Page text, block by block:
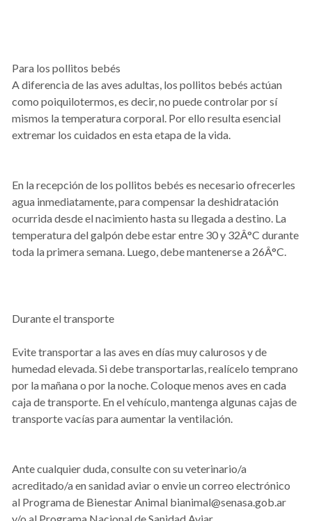
Para los pollitos bebés
A diferencia de las aves adultas, los pollitos bebés actúan
como poiquilotermos, es decir, no puede controlar por sí
mismos la temperatura corporal. Por ello resulta esencial
extremar los cuidados en esta etapa de la vida.
En la recepción de los pollitos bebés es necesario ofrecerles
agua inmediatamente, para compensar la deshidratación
ocurrida desde el nacimiento hasta su llegada a destino. La
temperatura del galpón debe estar entre 30 y 32Â°C durante
toda la primera semana. Luego, debe mantenerse a 26Â°C.
Durante el transporte
Evite transportar a las aves en días muy calurosos y de
humedad elevada. Si debe transportarlas, realícelo temprano
por la mañana o por la noche. Coloque menos aves en cada
caja de transporte. En el vehículo, mantenga algunas cajas de
transporte vacías para aumentar la ventilación.
Ante cualquier duda, consulte con su veterinario/a
acreditado/a en sanidad aviar o envie un correo electrónico
al Programa de Bienestar Animal bianimal@senasa.gob.ar
y/o al Programa Nacional de Sanidad Aviar